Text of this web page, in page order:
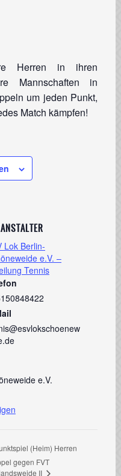
Herren in ihren
Mannschaften in
um jeden Punkt,
Match kämpfen!
e.V.
Lok Berlin-
e.V. –
Tennis
(Heim) Herren
gegen FVT
II